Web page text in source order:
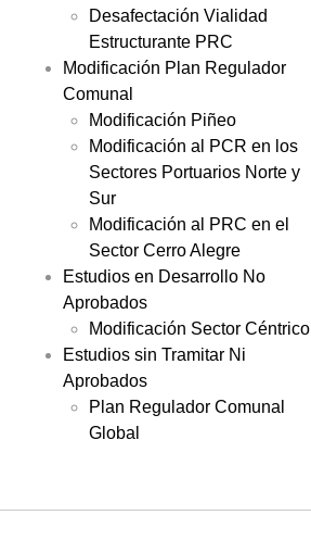
Desafectación Vialidad
Estructurante PRC
Modificación Plan Regulador
Comunal
Modificación Piñeo
Modificación al PCR en los
Sectores Portuarios Norte y
Sur
Modificación al PRC en el
Sector Cerro Alegre
Estudios en Desarrollo No
Aprobados
Modificación Sector Céntrico
Estudios sin Tramitar Ni
Aprobados
Plan Regulador Comunal
Global